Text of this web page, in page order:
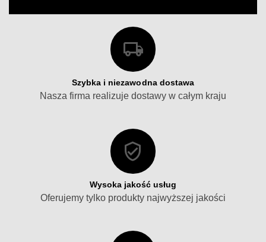
Szybka i niezawodna dostawa
Nasza firma realizuje dostawy w całym kraju
Wysoka jakość usług
Oferujemy tylko produkty najwyższej jakości